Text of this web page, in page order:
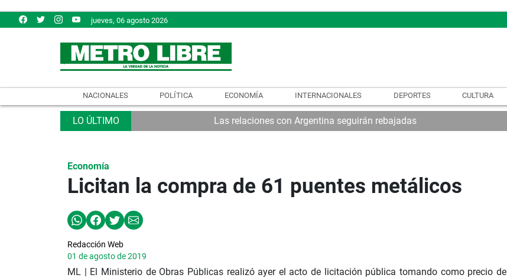
jueves, 06 agosto 2026
NACIONALES POLÍTICA ECONOMÍA INTERNACIONALES DEPORTES CULTURA
Las relaciones con Argentina seguirán rebajadas
Economía
Licitan la compra de 61 puentes metálicos
Redacción Web
01 de agosto de 2019
ML | El Ministerio de Obras Públicas realizó ayer el acto de licitación pública tomando como precio de